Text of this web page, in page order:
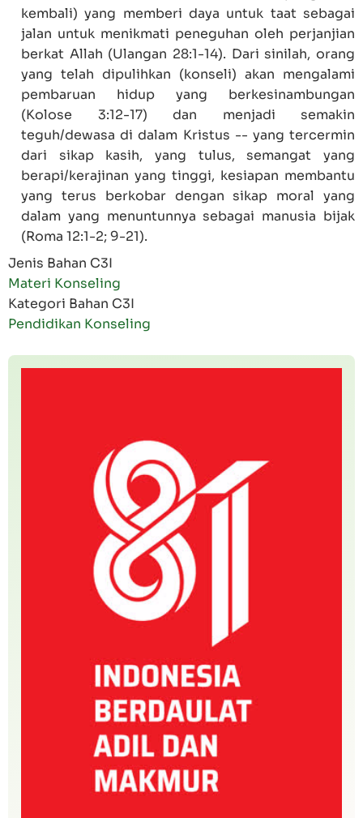
kembali) yang memberi daya untuk taat sebagai
jalan untuk menikmati peneguhan oleh perjanjian
berkat Allah (Ulangan 28:1-14). Dari sinilah, orang
yang telah dipulihkan (konseli) akan mengalami
pembaruan hidup yang berkesinambungan
(Kolose 3:12-17) dan menjadi semakin
teguh/dewasa di dalam Kristus -- yang tercermin
dari sikap kasih, yang tulus, semangat yang
berapi/kerajinan yang tinggi, kesiapan membantu
yang terus berkobar dengan sikap moral yang
dalam yang menuntunnya sebagai manusia bijak
(Roma 12:1-2; 9-21).
Jenis Bahan C3I
Materi Konseling
Kategori Bahan C3I
Pendidikan Konseling